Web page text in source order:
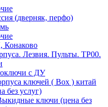
(дверняк, перфо)
Конаково
Лезвия. Пульты. TP00.
с ДУ
ключей ( Box ) китай
без услуг)
ключи (цена без